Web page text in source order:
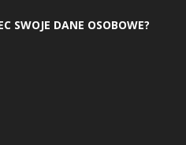
SWOJE DANE OSOBOWE?